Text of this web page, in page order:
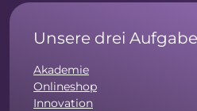
Unsere drei
Akademie
Onlineshop
Innovation